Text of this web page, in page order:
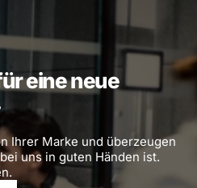
eine neue
Ihrer Marke und überzeugen
uns in guten Händen ist.